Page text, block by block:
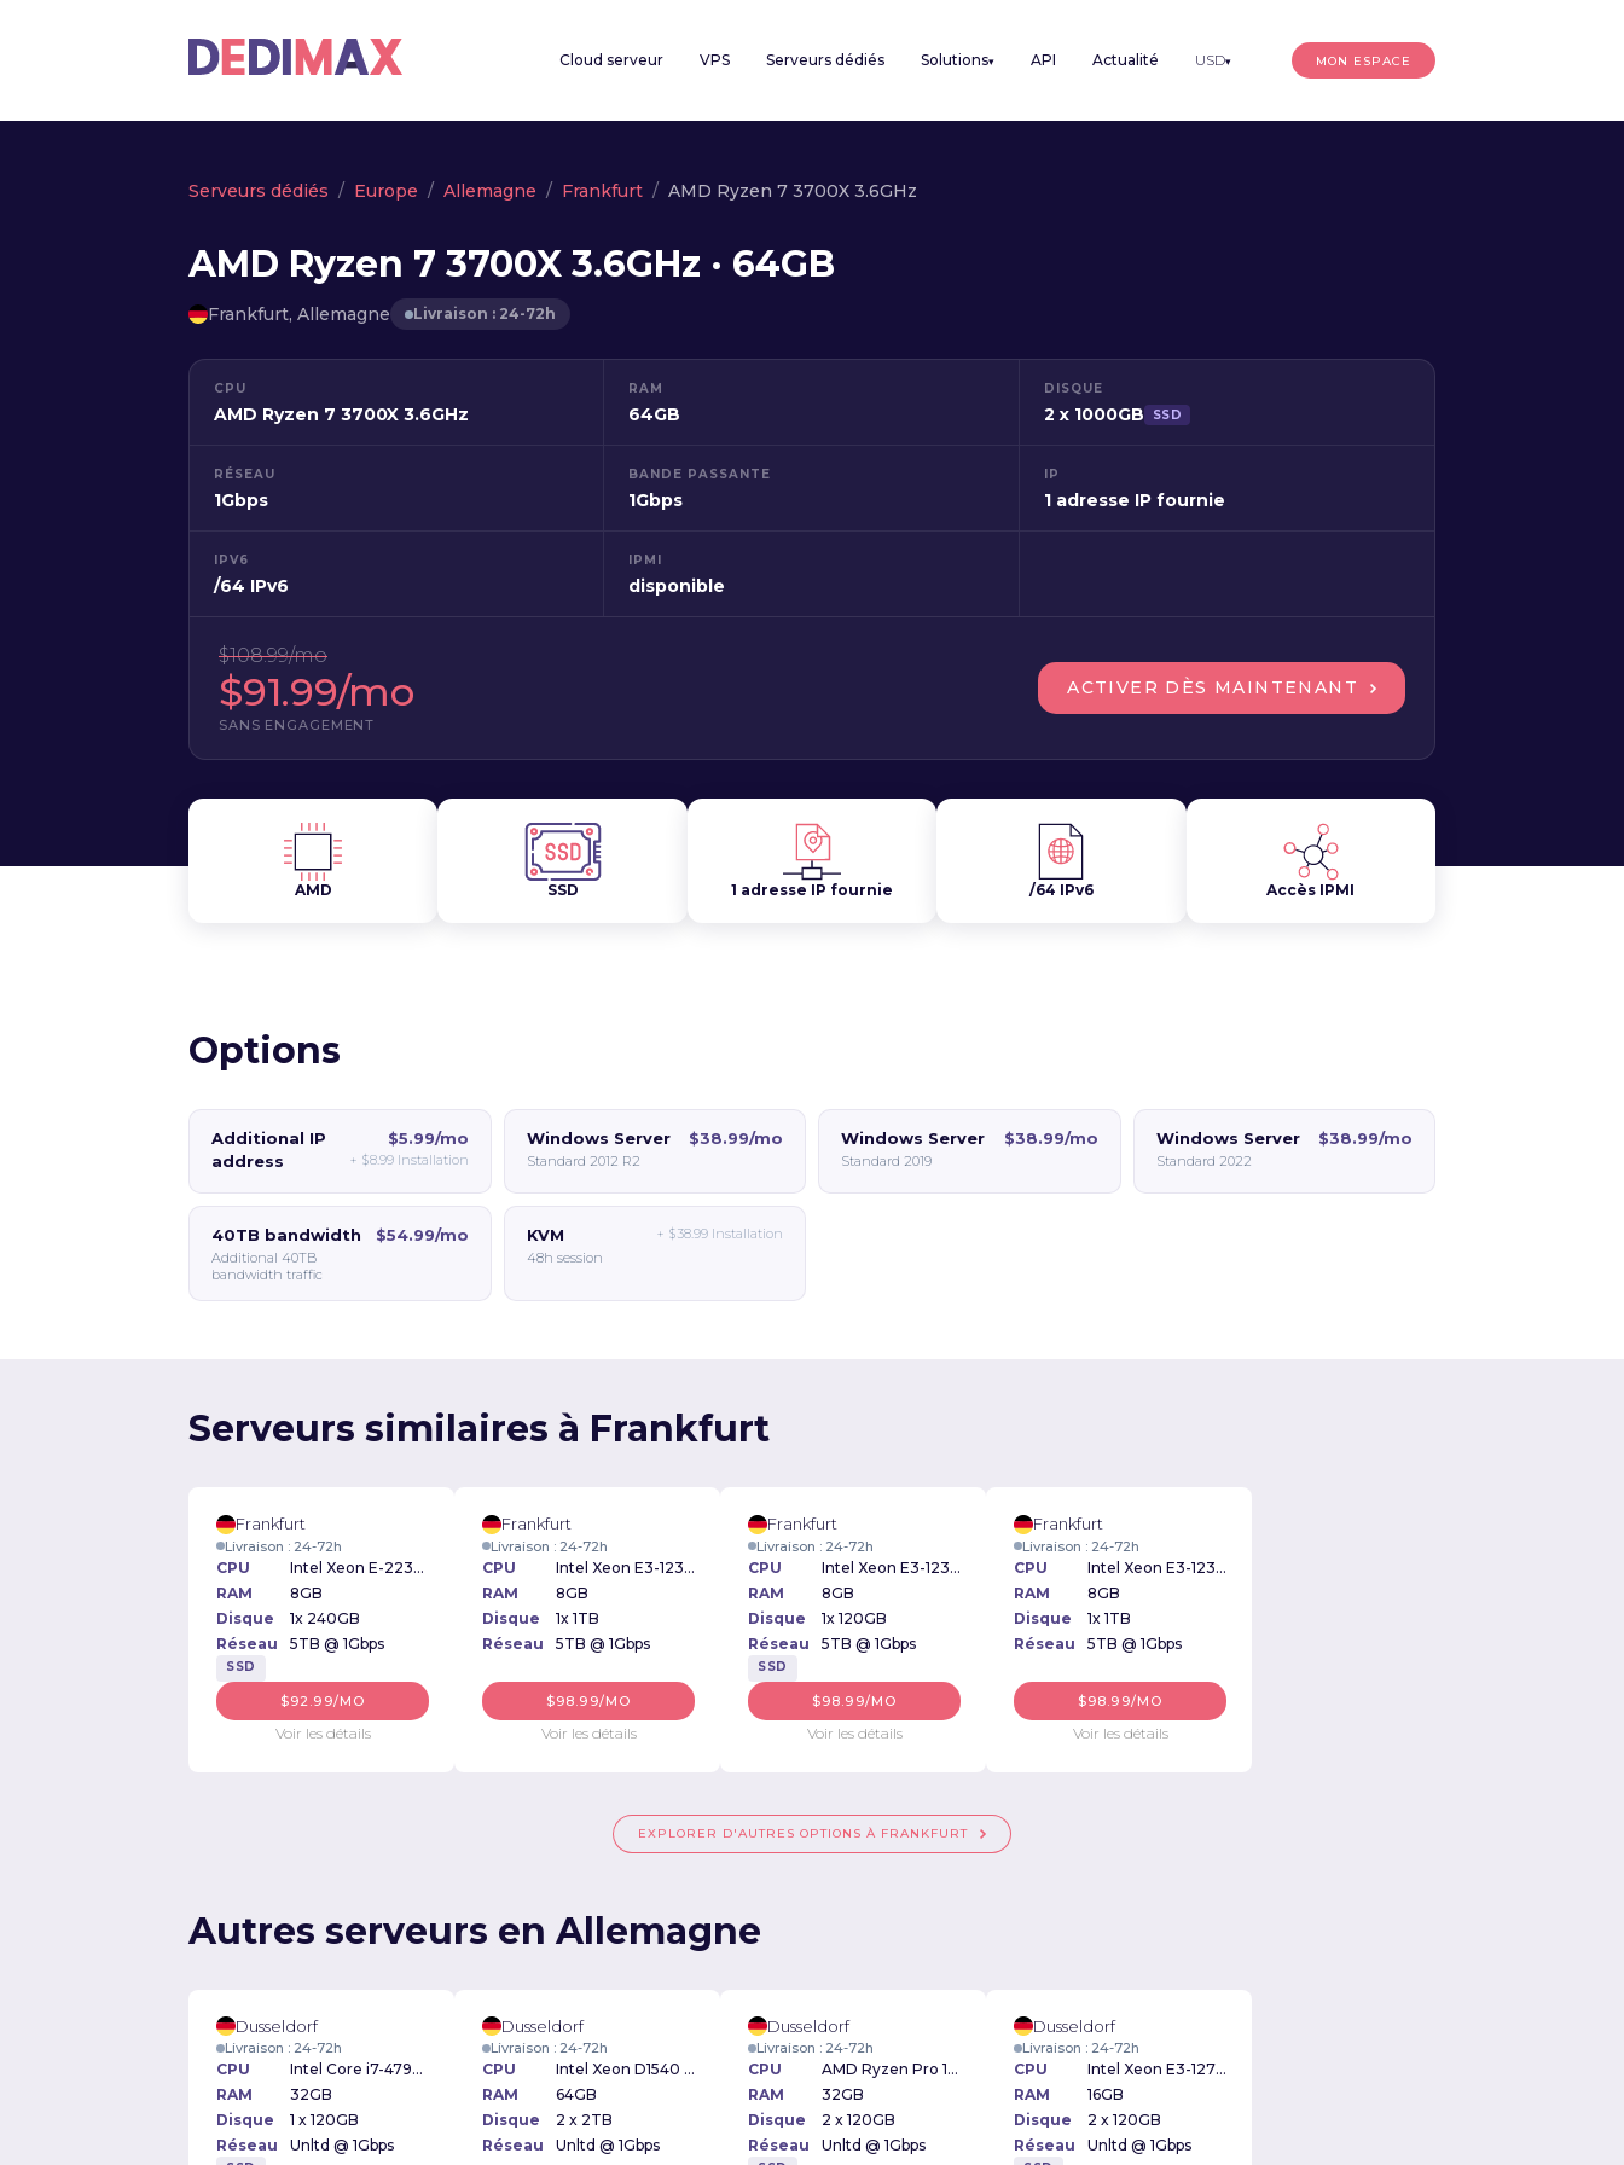
Cloud serveur VPS Serveurs dédiés Solutions▾ API Actualité USD▾ MON ESPACE
Serveurs dédiés Europe Allemagne Frankfurt AMD Ryzen 7 3700X 3.6GHz
AMD Ryzen 7 3700X 3.6GHz · 64GB
Frankfurt, Allemagne Livraison : 24-72h
CPU
AMD Ryzen 7 3700X 3.6GHz
RAM
64GB
DISQUE
2 x 1000GB SSD
RÉSEAU
1Gbps
BANDE PASSANTE
1Gbps
IP
1 adresse IP fournie
IPV6
/64 IPv6
IPMI
disponible
$108.99/mo
$91.99/mo
SANS ENGAGEMENT
ACTIVER DÈS MAINTENANT
AMD SSD 1 adresse IP fournie /64 IPv6 Accès IPMI
Options
Additional IP
address
$5.99/mo
+ $8.99Installation
Windows Server
Standard 2012 R2
$38.99/mo Windows Server
Standard 2019
$38.99/mo Windows Server
Standard 2022
$38.99/mo
40TB bandwidth
Additional 40TB
bandwidth traffic
$54.99/mo KVM
48h session
+ $38.99 Installation
Serveurs similaires à Frankfurt
Frankfurt
Livraison : 24-72h
CPU
Intel Xeon E-2234 3.6GHz
RAM
8GB
Disque
1x 240GB
Réseau
5TB @ 1Gbps
SSD
$92.99/MO
Voir les détails
Frankfurt
Livraison : 24-72h
CPU
Intel Xeon E3-1230v2 3.30GHz
RAM
8GB
Disque
1x 1TB
Réseau
5TB @ 1Gbps
$98.99/MO
Voir les détails
Frankfurt
Livraison : 24-72h
CPU
Intel Xeon E3-1230v2 3.30GHz
RAM
8GB
Disque
1x 120GB
Réseau
5TB @ 1Gbps
SSD
$98.99/MO
Voir les détails
Frankfurt
Livraison : 24-72h
CPU
Intel Xeon E3-1230v2 3.30GHz
RAM
8GB
Disque
1x 1TB
Réseau
5TB @ 1Gbps
$98.99/MO
Voir les détails
EXPLORER D'AUTRES OPTIONS À FRANKFURT
Autres serveurs en Allemagne
Dusseldorf
Livraison : 24-72h
CPU
Intel Core i7-4790k 4.4GHz
RAM
32GB
Disque
1 x 120GB
Réseau
Unltd @ 1Gbps
Dusseldorf
Livraison : 24-72h
CPU
Intel Xeon D1540 2.6GHz
RAM
64GB
Disque
2 x 2TB
Réseau
Unltd @ 1Gbps
Dusseldorf
Livraison : 24-72h
CPU
AMD Ryzen Pro 1700x 3.4GHz
RAM
32GB
Disque
2 x 120GB
Réseau
Unltd @ 1Gbps
Dusseldorf
Livraison : 24-72h
CPU
Intel Xeon E3-1270v3 3.50GHz
RAM
16GB
Disque
2 x 120GB
Réseau
Unltd @ 1Gbps